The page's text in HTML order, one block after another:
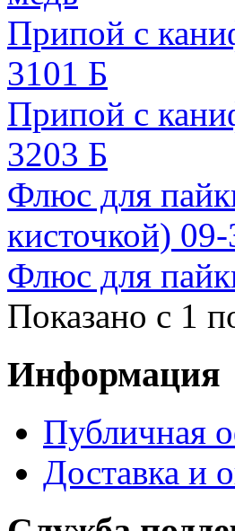
Припой с
3101 Б
Припой с
3203 Б
Флюс для
кисточкой)
Флюс для
Показано с 1
Информация
Публичная
Доставка и